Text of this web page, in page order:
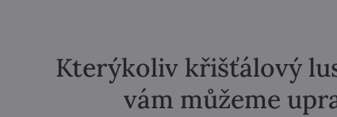
Kterýkoliv křišťálový
vám můžeme